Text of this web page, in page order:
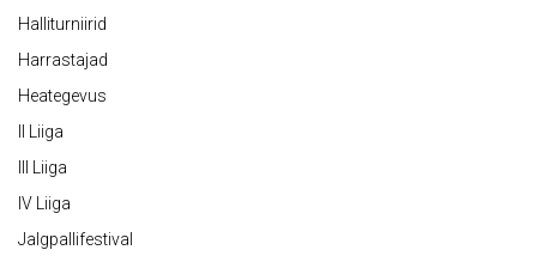
Halliturniirid
Harrastajad
Heategevus
II Liiga
III Liiga
IV Liiga
Jalgpallifestival